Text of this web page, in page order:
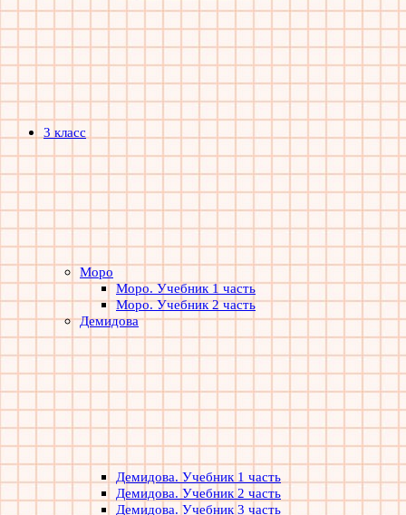
3 класс
Моро
Моро. Учебник 1 часть
Моро. Учебник 2 часть
Демидова
Демидова. Учебник 1 часть
Демидова. Учебник 2 часть
Демидова. Учебник 3 часть